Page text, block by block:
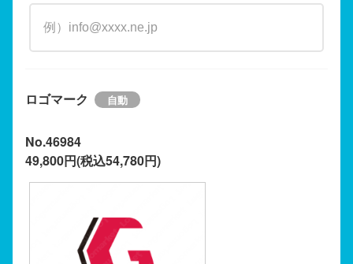
ロゴマーク
No.46984
49,800円(税込54,780円)